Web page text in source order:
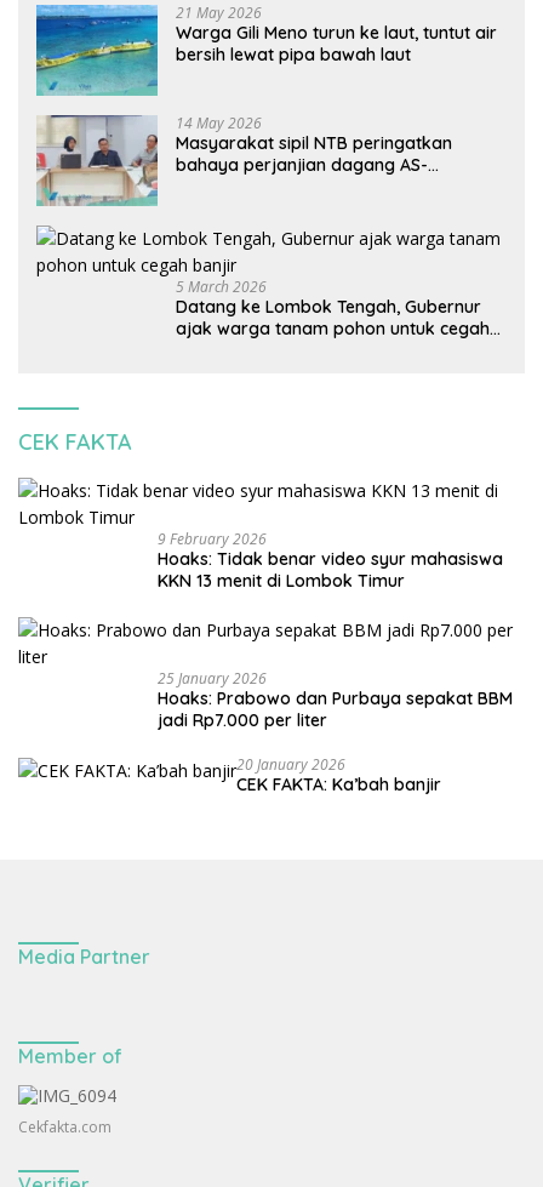
21 May 2026
Warga Gili Meno turun ke laut, tuntut air
bersih lewat pipa bawah laut
14 May 2026
Masyarakat sipil NTB peringatkan
bahaya perjanjian dagang AS-
5 March 2026
Datang ke Lombok Tengah, Gubernur
ajak warga tanam pohon untuk cegah
CEK FAKTA
9 February 2026
Hoaks: Tidak benar video syur mahasiswa
KKN 13 menit di Lombok Timur
25 January 2026
Hoaks: Prabowo dan Purbaya sepakat BBM
jadi Rp7.000 per liter
20 January 2026
CEK FAKTA: Ka’bah banjir
Media Partner
Member of
Cekfakta.com